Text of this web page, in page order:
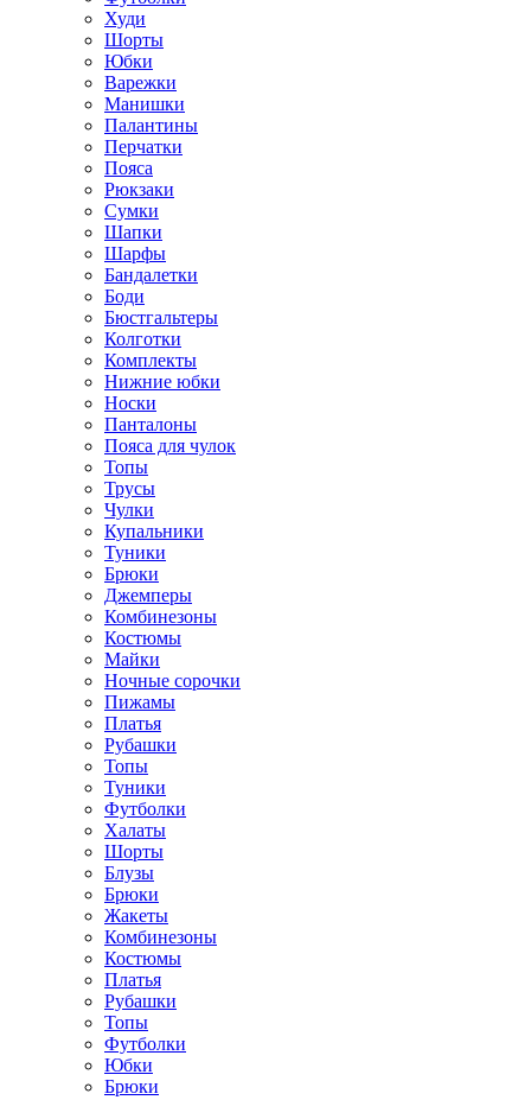
Худи
Шорты
Юбки
Варежки
Манишки
Палантины
Перчатки
Пояса
Рюкзаки
Сумки
Шапки
Шарфы
Бандалетки
Боди
Бюстгальтеры
Колготки
Комплекты
Нижние юбки
Носки
Панталоны
Поясa для чулок
Топы
Трусы
Чулки
Купальники
Туники
Брюки
Джемперы
Комбинезоны
Костюмы
Майки
Ночные сорочки
Пижамы
Платья
Рубашки
Топы
Туники
Футболки
Халаты
Шорты
Блузы
Брюки
Жакеты
Комбинезоны
Костюмы
Платья
Рубашки
Топы
Футболки
Юбки
Брюки